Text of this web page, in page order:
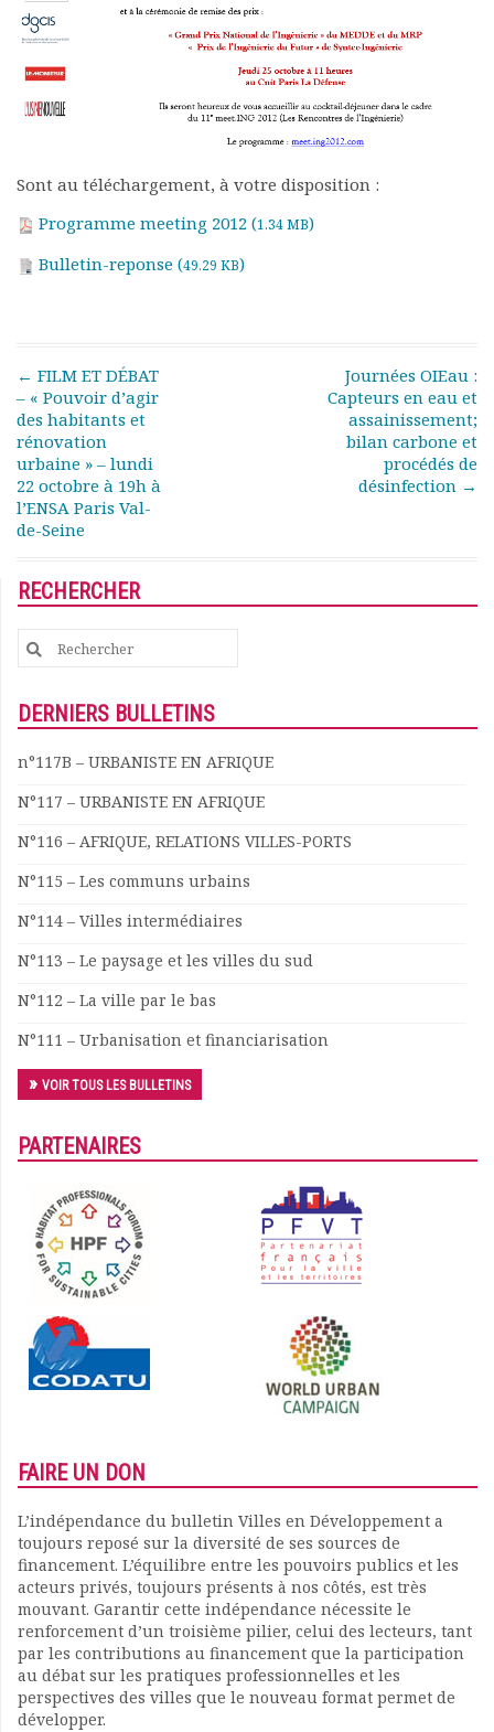
Rapports moraux
Rapports financiers
Nous rejoindre
Présentation du bulletin
Bulletins Villes en
Kiosk
Ressources
Nos actions
Concours vidéo
Matinales
Nos partenaires
Evénements
Publications et rapports
Documents
Offres d’emploi
Forum
Actualités
Sont au téléchargement, à votre disposition :
Programme meeting 2012 (1.34 MB)
Bulletin-reponse (49.29 KB)
Post navigation
← FILM ET DÉBAT
– « Pouvoir d’agir
des habitants et
rénovation
urbaine » – lundi
22 octobre à 19h à
l’ENSA Paris Val-
de-Seine
Journées OIEau :
Capteurs en eau et
assainissement;
bilan carbone et
procédés de
désinfection →
RECHERCHER
Search
for:
DERNIERS BULLETINS
n°117B – URBANISTE EN AFRIQUE
N°117 – URBANISTE EN AFRIQUE
N°116 – AFRIQUE, RELATIONS VILLES-PORTS
N°115 – Les communs urbains
N°114 – Villes intermédiaires
N°113 – Le paysage et les villes du sud
N°112 – La ville par le bas
N°111 – Urbanisation et financiarisation
VOIR TOUS LES BULLETINS
PARTENAIRES
FAIRE UN DON
L’indépendance du bulletin Villes en Développement a
toujours reposé sur la diversité de ses sources de
financement. L’équilibre entre les pouvoirs publics et les
acteurs privés, toujours présents à nos côtés, est très
mouvant. Garantir cette indépendance nécessite le
renforcement d’un troisième pilier, celui des lecteurs, tant
par les contributions au financement que la participation
au débat sur les pratiques professionnelles et les
perspectives des villes que le nouveau format permet de
développer.